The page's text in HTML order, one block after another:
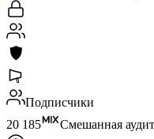
Подписчики
20 185
Смешанная